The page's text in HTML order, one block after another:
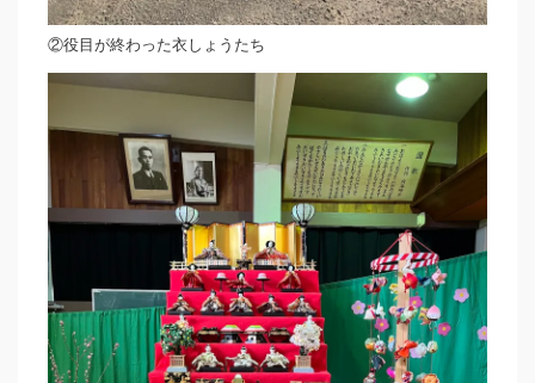
②役目が終わった衣しょうたち